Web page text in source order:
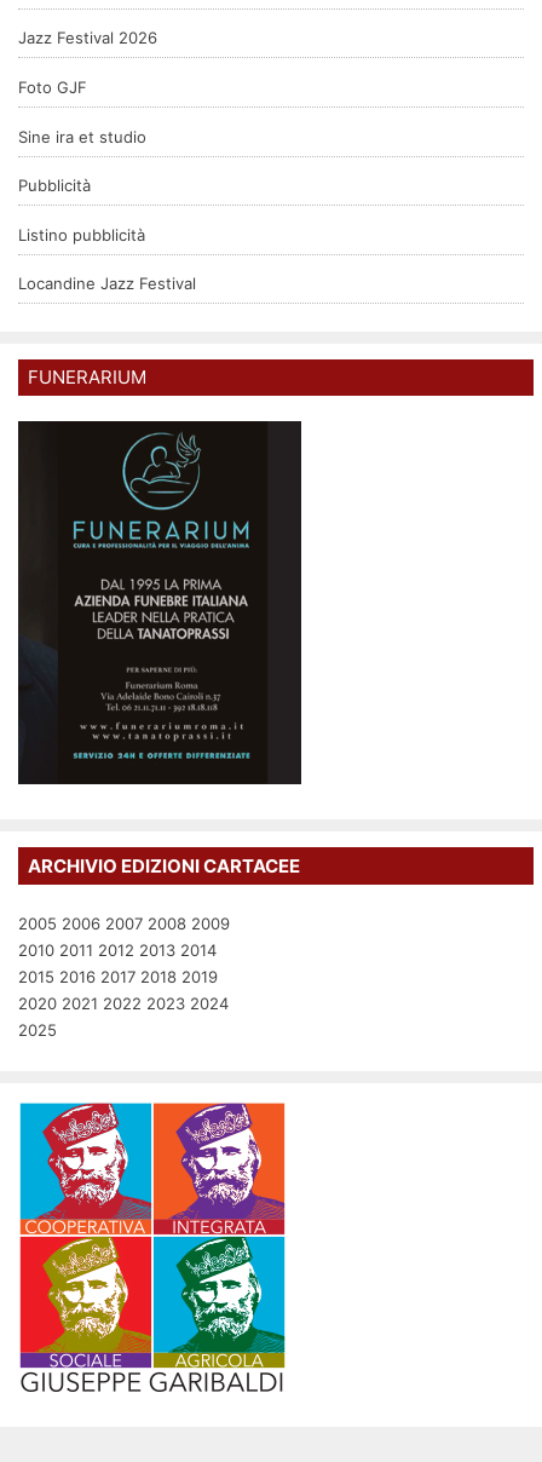
Jazz Festival 2026
Foto GJF
Sine ira et studio
Pubblicità
Listino pubblicità
Locandine Jazz Festival
FUNERARIUM
ARCHIVIO EDIZIONI CARTACEE
2005 2006 2007 2008 2009
2010 2011 2012 2013 2014
2015 2016 2017 2018 2019
2020 2021 2022 2023 2024
2025